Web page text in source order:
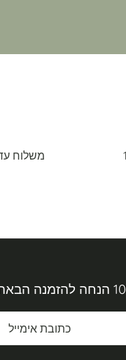
משלוח עד הבית